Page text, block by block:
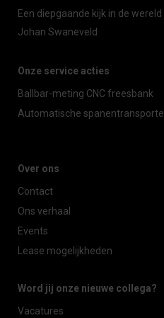
Een diepgaande kijk in de
Johan Swaneveld
Onze service acties
Ballbar-meting CNC freesbank
Automatische
Over ons
Contact
Ons verhaal
Events
Lease mogelijkheden
Word jij onze nieuwe collega?
Vacatures